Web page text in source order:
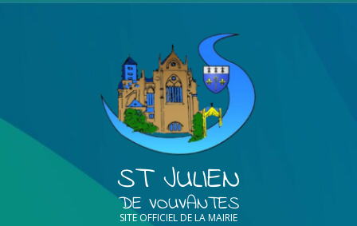
ST JULIEN
DE VOUVANTES
SITE OFFICIEL DE LA MAIRIE